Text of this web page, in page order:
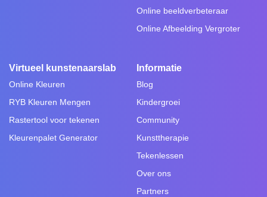
Online beeldverbeteraar
Online Afbeelding Vergroter
Virtueel kunstenaarslab
Online Kleuren
RYB Kleuren Mengen
Rastertool voor tekenen
Kleurenpalet Generator
Informatie
Blog
Kindergroei
Community
Kunsttherapie
Tekenlessen
Over ons
Partners